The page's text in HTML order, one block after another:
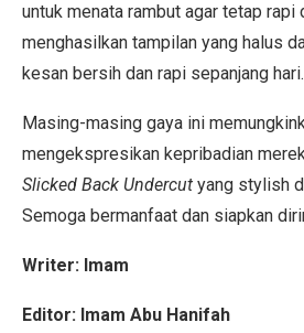
untuk menata rambut agar tetap rapi
menghasilkan tampilan yang halus
kesan bersih dan rapi sepanjang hari.
Masing-masing gaya ini
mengekspresikan kepribadian
Slicked Back Undercut yang stylish
Semoga bermanfaat dan siapkan
Writer: Imam
Editor: Imam Abu Hanifah